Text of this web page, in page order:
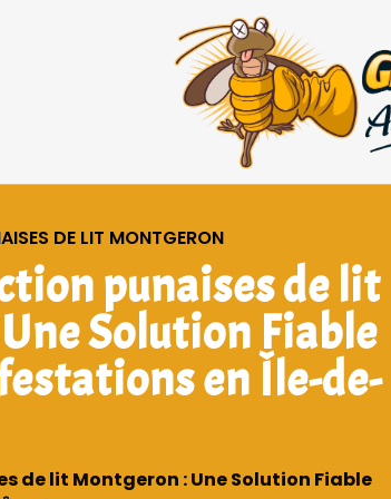
DE LIT MONTGERON
punaises de lit
Solution Fiable
en Île-de-
de lit Montgeron : Une Solution Fiable